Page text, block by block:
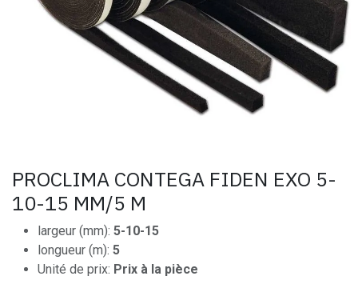
PROCLIMA CONTEGA FIDEN EXO 5-
10-15 MM/5 M
largeur (mm): 5-10-15
longueur (m): 5
Unité de prix: Prix à la pièce